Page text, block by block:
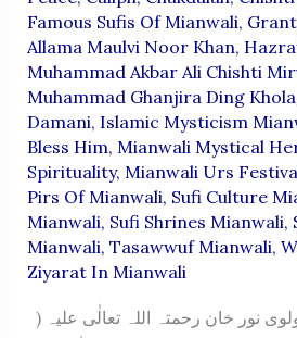
Famous Sufis Of Mianwali,
Allama Maulvi Noor Khan,
Muhammad Akbar Ali Chishti
Muhammad Ghanjira Ding Khola
Damani, Islamic Mysticism
Bless Him, Mianwali Mystical
Spirituality, Mianwali Urs
Pirs Of Mianwali, Sufi Culture
Mianwali, Sufi Shrines Mianwali,
Mianwali, Tasawwuf Mianwali,
Ziyarat In Mianwali